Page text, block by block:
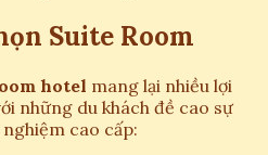
Suite Room
hotel mang lại nhiều lợi
những du khách đề cao sự
cao cấp: